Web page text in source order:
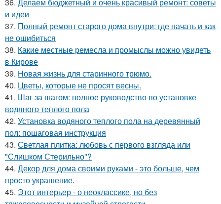
и идеи
37. Полный ремонт старого дома внутри: где начать и как
не ошибиться
38. Какие местные ремесла и промыслы можно увидеть
в Кирове
39. Новая жизнь для старинного трюмо.
40. Цветы, которые не просят весны.
41. Шаг за шагом: полное руководство по установке
водяного теплого пола
42. Установка водяного теплого пола на деревянный
пол: пошаговая инструкция
43. Светлая плитка: любовь с первого взгляда или
"Слишком Стерильно"?
44. Декор для дома своими руками - это больше, чем
просто украшение.
45. Этот интерьер - о неоклассике, но без